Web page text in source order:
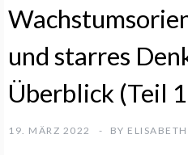
und starres
Überblick (Teil
19. MÄRZ 2022 BY ELISABETH